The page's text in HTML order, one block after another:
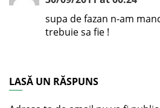
supa de fazan n-am
trebuie sa fie !
LASĂ UN RĂSPUNS